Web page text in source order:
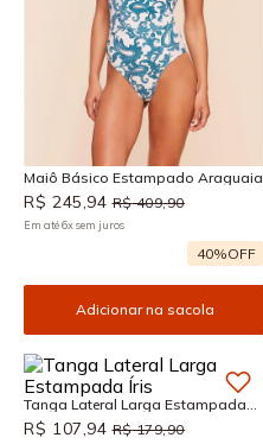
Maiô Básico Estampado Araguaia
R$ 245,94 R$ 409,90
Em até6xsem juros
40%OFF
Adicionar na sacola
Tanga Lateral Larga Estampada
Íris
R$ 107,94 R$ 179,90